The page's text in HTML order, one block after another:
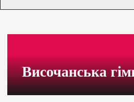
Височанська